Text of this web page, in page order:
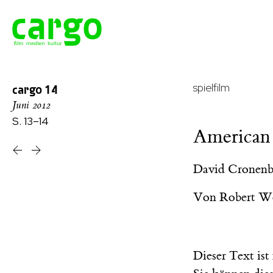
cargo 14
Juni 2012
S. 13–14
spielfilm
David
Von Robert
Dieser Text ist